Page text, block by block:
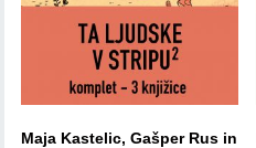
Maja Kastelic, Gašper Rus in